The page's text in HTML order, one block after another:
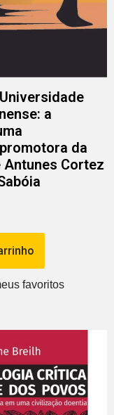
a
da
Antunes Cortez